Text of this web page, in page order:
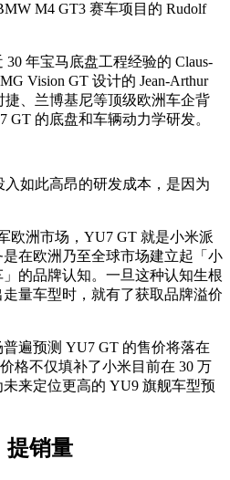
M4 GT3 赛车项目的 Rudolf
年宝马底盘工程经验的 Claus-
Vision GT 设计的 Jean-Arthur
捷、兰博基尼等顶级欧洲车企背
GT 的底盘和车辆动力学研发。
如此高昂的研发成本，是因为
欧洲市场，YU7 GT 就是小米派
在欧洲乃至全球市场建立起「小
的品牌认知。一旦这种认知生根
量车型时，就有了获取品牌溢价
遍预测 YU7 GT 的售价将落在
格不仅填补了小米目前在 30 万
来定位更高的 YU9 旗舰车型预
提销量